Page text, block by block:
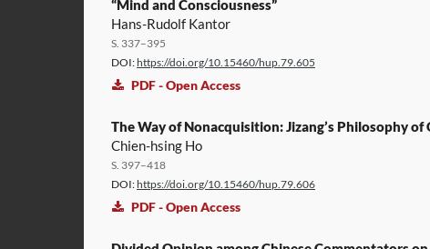
“Mind and Consciousness”
Hans-Rudolf Kantor
S. 337–395
DOI:https://doi.org/10.15460/hup.79.605
PDF - Open Access
The Way of Nonacquisition: Jizang’s Philosophy
Chien-hsing Ho
S. 397–418
DOI:https://doi.org/10.15460/hup.79.606
PDF - Open Access